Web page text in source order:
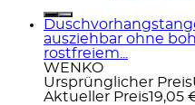
ausziehbar ohne
rostfreiem...
WENKO
Ursprünglicher Preis
Aktueller Preis19,05